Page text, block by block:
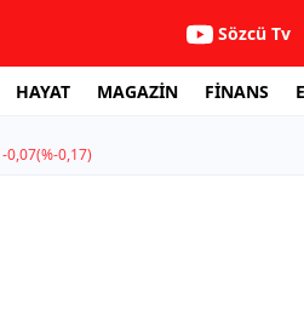
Sözcü Tv
HAYAT MAGAZİN FİNANS
-0,07(%-0,17)